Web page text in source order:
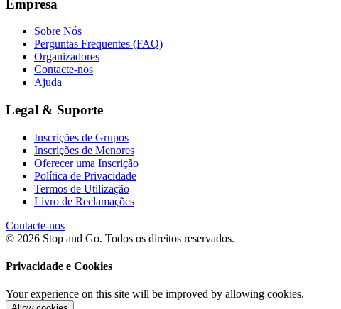
Empresa
Sobre Nós
Perguntas Frequentes (FAQ)
Organizadores
Contacte-nos
Ajuda
Legal & Suporte
Inscrições de Grupos
Inscrições de Menores
Oferecer uma Inscrição
Política de Privacidade
Termos de Utilização
Livro de Reclamações
Contacte-nos
© 2026 Stop and Go. Todos os direitos reservados.
Privacidade e Cookies
Your experience on this site will be improved by allowing cookies.